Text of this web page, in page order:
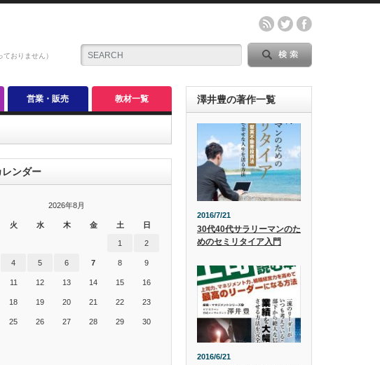
おりません）
営業・販売 教材一覧
ンダー
2026年8月
火 水 木 金 土 日
1 2
4 5 6 7 8 9
11 12 13 14 15 16
18 19 20 21 22 23
25 26 27 28 29 30
澤井豊の著作一覧
2016/7/21
30代40代サラリーマンのた
めのセミリタイア入門
2016/6/21